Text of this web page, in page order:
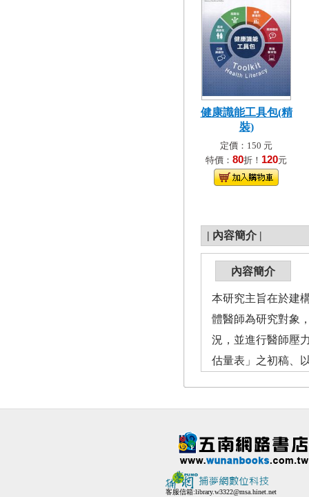
健康識能工具包(精
裝)
定價：150 元
特價： 80折！ 120元
| 內容簡介 |
內容簡介
本研究主旨在於建
體醫師為研究對象
況，並進行醫師壓
估量表」之初稿、
客服信箱:library.w3322@msa.hinet.net